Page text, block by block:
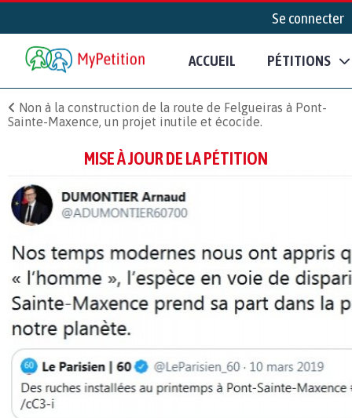
Se connecter
ACCUEIL PÉTITIONS
Non à la construction de la route de Felgueiras à Pont-
Sainte-Maxence, un projet inutile et écocide.
MISE À JOUR DE LA PÉTITION